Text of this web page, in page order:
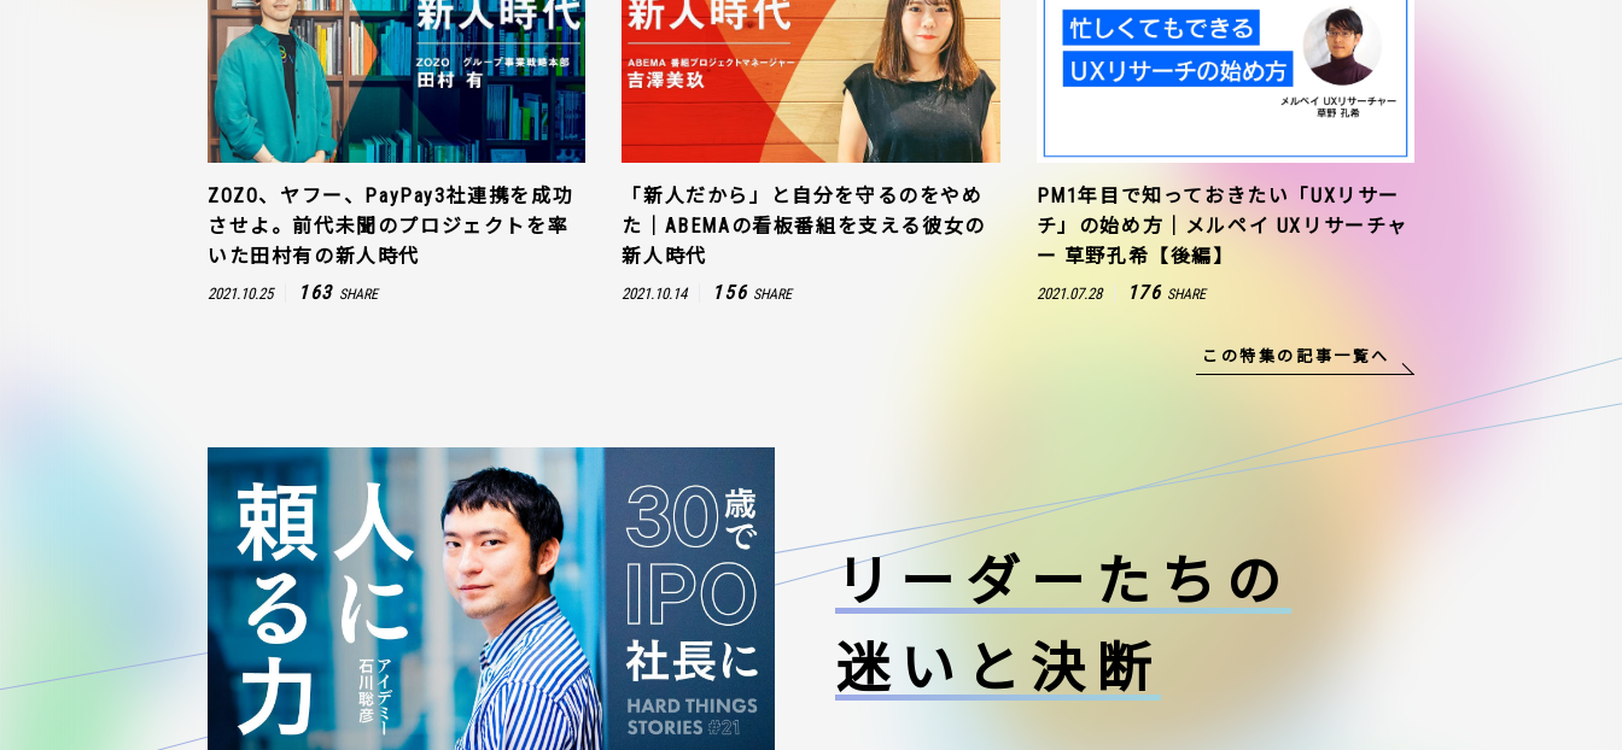
ZOZO、ヤフー、PayPay3社連携を成功
させよ。前代未聞のプロジェクトを率
いた田村有の新人時代
2021.10.25 163 SHARE
「新人だから」と自分を守るのをやめ
た｜ABEMAの看板番組を支える彼女の
新人時代
2021.10.14 156 SHARE
PM1年目で知っておきたい「UXリサー
チ」の始め方｜メルペイ UXリサーチャ
ー 草野孔希【後編】
2021.07.28 176 SHARE
この特集の記事一覧へ
リーダーたちの
迷いと決断